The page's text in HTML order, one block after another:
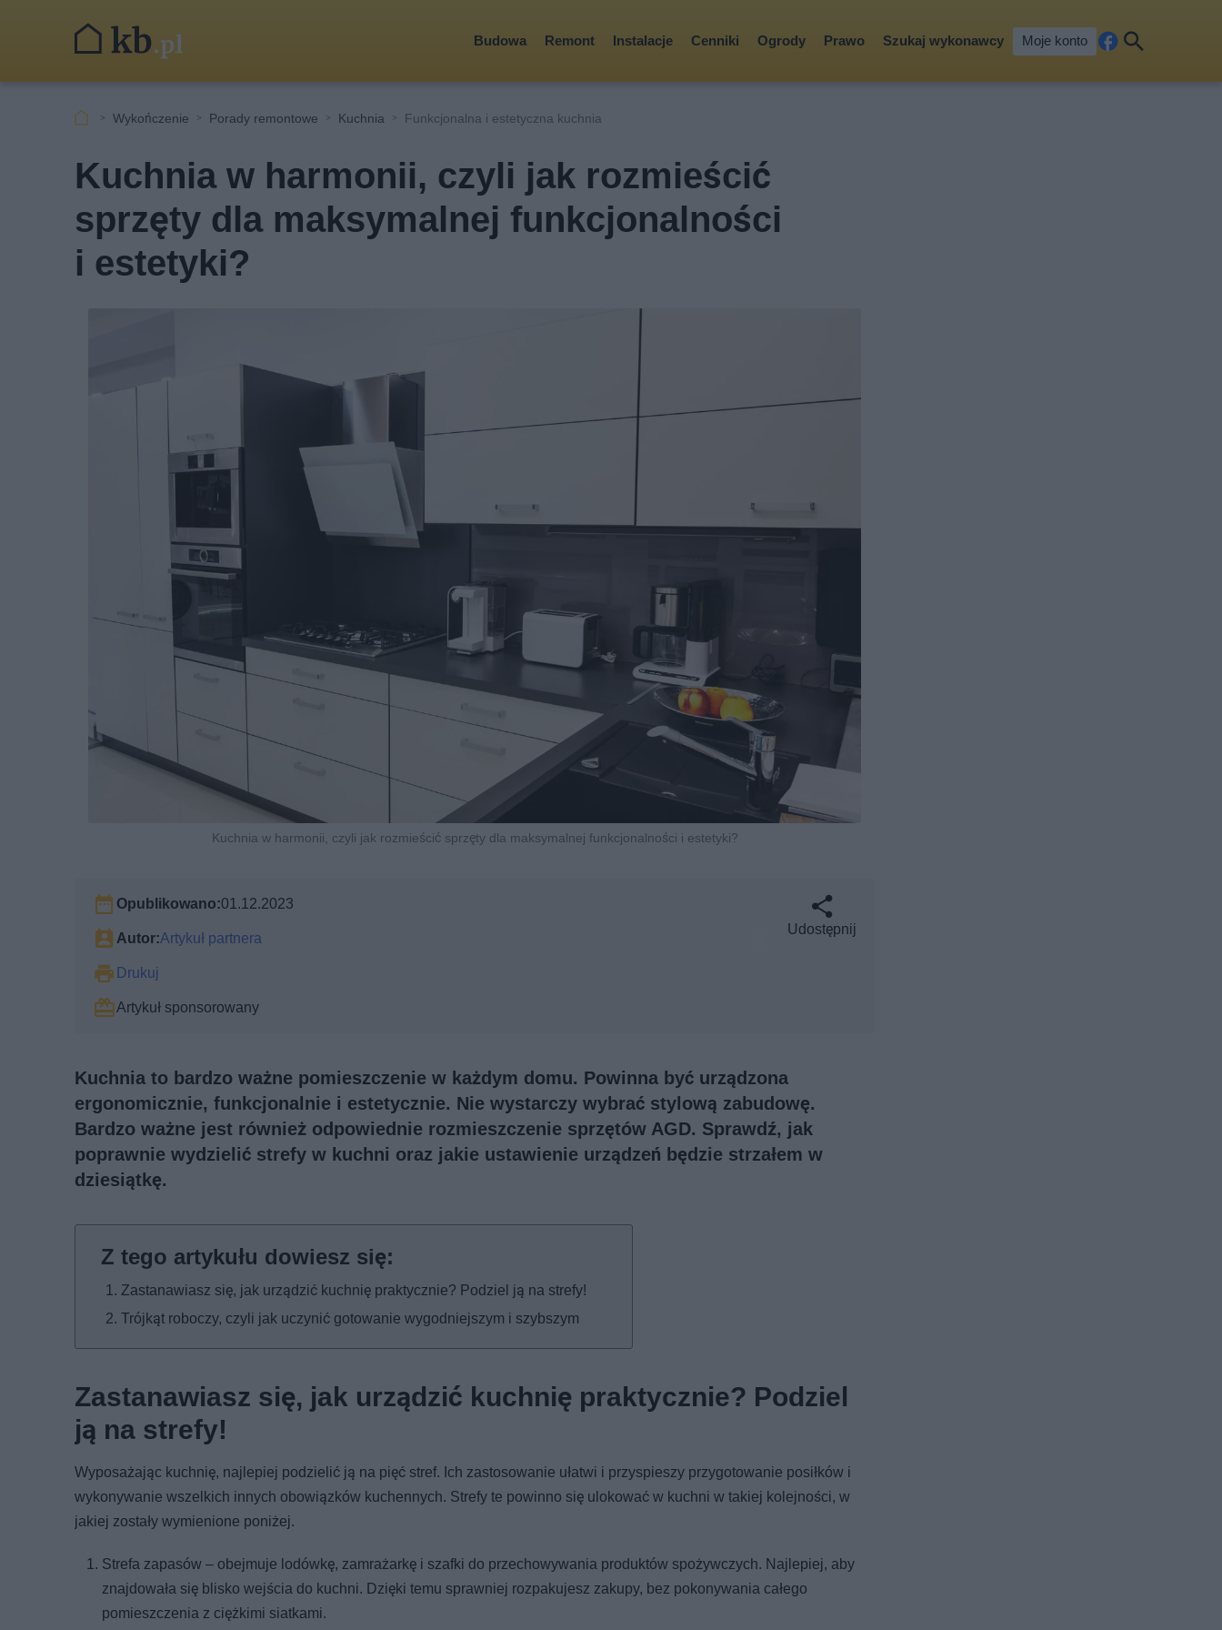
Budowa Remont Instalacje Cenniki Ogrody Prawo Szukaj wykonawcy Moje konto
cebkaj
Wykończenie Porady remontowe Kuchnia Funkcjonalna i estetyczna kuchnia
Kuchnia w harmonii, czyli jak rozmieścić
sprzęty dla maksymalnej funkcjonalności
i estetyki?
Kuchnia w harmonii, czyli jak rozmieścić sprzęty dla maksymalnej funkcjonalności i estetyki?
Opublikowano:01.12.2023
Autor:Artykuł partnera
Drukuj
Artykuł sponsorowany
Udostępnij
Kuchnia to bardzo ważne pomieszczenie w każdym domu. Powinna być urządzona
ergonomicznie, funkcjonalnie i estetycznie. Nie wystarczy wybrać stylową zabudowę.
Bardzo ważne jest również odpowiednie rozmieszczenie sprzętów AGD. Sprawdź, jak
poprawnie wydzielić strefy w kuchni oraz jakie ustawienie urządzeń będzie strzałem w
dziesiątkę.
Zastanawiasz się, jak urządzić kuchnię praktycznie? Podziel ją na strefy!
Trójkąt roboczy, czyli jak uczynić gotowanie wygodniejszym i szybszym
Zastanawiasz się, jak urządzić kuchnię praktycznie? Podziel
ją na strefy!
Wyposażając kuchnię, najlepiej podzielić ją na pięć stref. Ich zastosowanie ułatwi i przyspieszy przygotowanie posiłków i
wykonywanie wszelkich innych obowiązków kuchennych. Strefy te powinno się ulokować w kuchni w takiej kolejności, w
jakiej zostały wymienione poniżej.
Strefa zapasów – obejmuje lodówkę, zamrażarkę i szafki do przechowywania produktów spożywczych. Najlepiej, aby
znajdowała się blisko wejścia do kuchni. Dzięki temu sprawniej rozpakujesz zakupy, bez pokonywania całego
pomieszczenia z ciężkimi siatkami.